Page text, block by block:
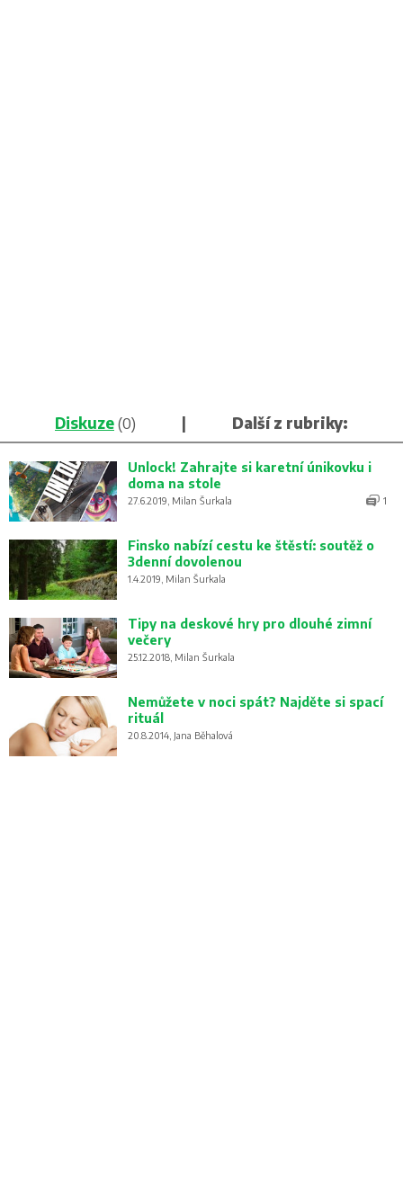
Diskuze(0) | Další z rubriky:
Unlock! Zahrajte si karetní únikovku i
doma na stole
27.6.2019, Milan Šurkala 1
Finsko nabízí cestu ke štěstí: soutěž o
3denní dovolenou
1.4.2019, Milan Šurkala
Tipy na deskové hry pro dlouhé zimní
večery
25.12.2018, Milan Šurkala
Nemůžete v noci spát? Najděte si spací
rituál
20.8.2014, Jana Běhalová